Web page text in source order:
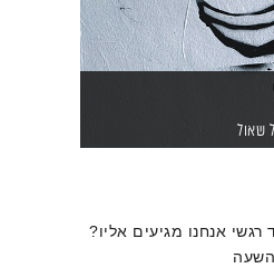
שאול
אנחנו מגיעים אליו?
השעה